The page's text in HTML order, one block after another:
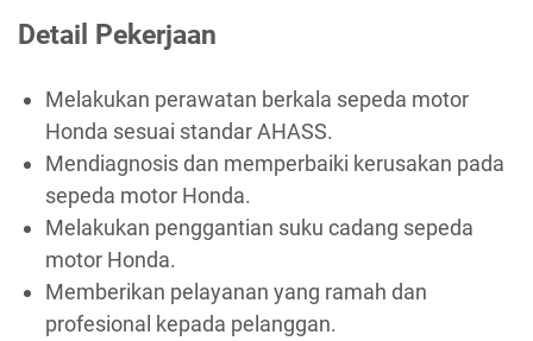
Detail Pekerjaan
Melakukan perawatan berkala sepeda motor
Honda sesuai standar AHASS.
Mendiagnosis dan memperbaiki kerusakan pada
sepeda motor Honda.
Melakukan penggantian suku cadang sepeda
motor Honda.
Memberikan pelayanan yang ramah dan
profesional kepada pelanggan.